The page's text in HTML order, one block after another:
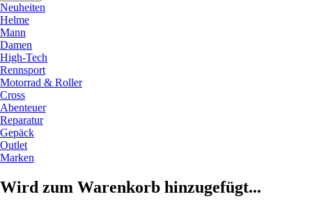
Neuheiten
Helme
Mann
Damen
High-Tech
Rennsport
Motorrad & Roller
Cross
Abenteuer
Reparatur
Gepäck
Outlet
Marken
Wird zum Warenkorb hinzugefügt...